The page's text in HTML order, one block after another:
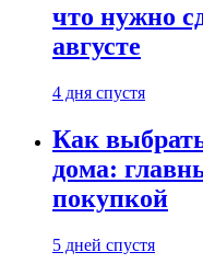
что нужно
августе
4 дня спустя
Как
дома:
покупкой
5 дней спустя